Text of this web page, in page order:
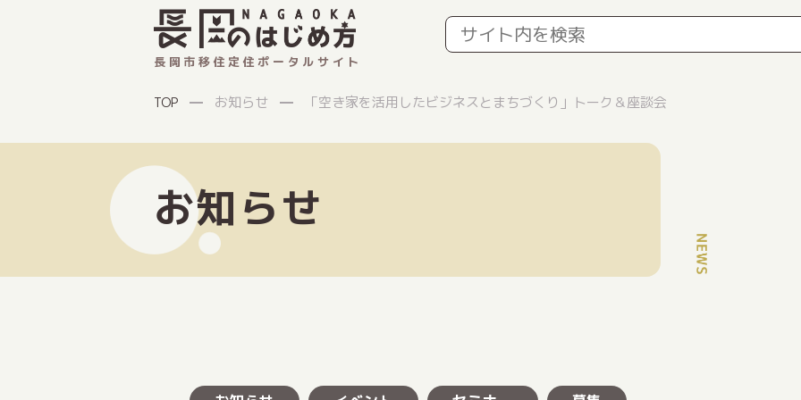
長岡市移住定住ポータルサイト
TOP お知らせ 「空き家を活用したビジネスとまちづくり」トーク＆座談会
お知らせ